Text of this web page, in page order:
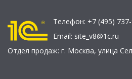
Телефон: +7 (495)
Email: site_v8@1c.ru
Отдел продаж: г. Москва, улица